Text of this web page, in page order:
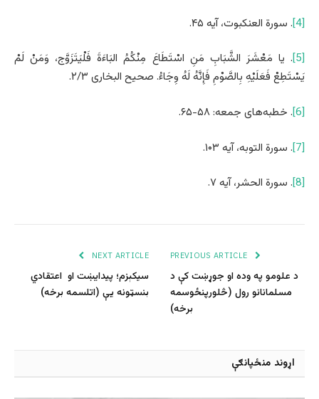
[4] . سورة العنکبوت، آیه ۴۵.
[5] . يا مَعْشَرَ الشَّبَابِ مَنِ اسْتَطَاعَ مِنْكُمُ البَاءَةَ فَلْيَتَزَوَّج، وَمَنْ لَمْ
يَسْتَطِعْ فَعَلَيْهِ بِالصَّوْمِ فَإِنَّهُ لَهُ وِجَاءُ. صحيح البخاری ۲/۳.
[6] . خطبه‌های جمعه: ۵۸-۶۵.
[7] . سورة التوبه، آیه ۱۰۳.
[8] . سورة الحشر، آیه ۷.
د علومو په وده او جوړښت کې د
مسلمانانو رول (څلورپنځوسمه
برخه)
NEXT ARTICLE
سیکېزم؛ پیدایښت او اعتقادي
بنسټونه یې (اتلسمه برخه)
اړوند منځپانګې